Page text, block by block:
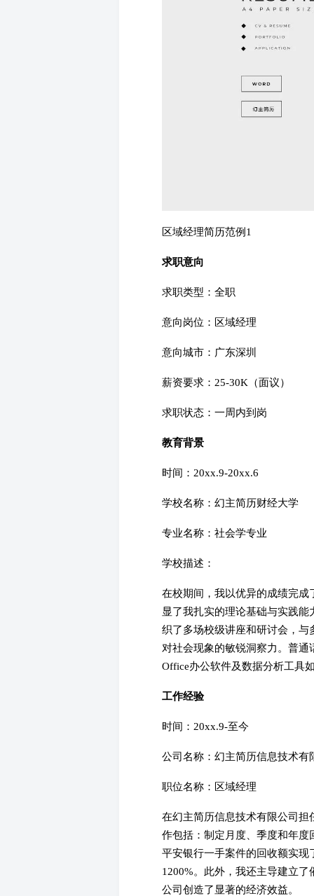
区域经理简历范例1
求职意向
求职类型：全职
意向岗位：区域经理
意向城市：广东深圳
薪资要求：25-30K（面议）
求职状态：一周内到岗
教育背景
时间：20xx.9-20xx.6
学校名称：幻主简历财经大学
专业名称：社会学专业
学校描述：
在校期间，我以优异的成绩完成
显了我扎实的理论基础与实践
织了多场校级讲座和研讨会，
对社会现象的敏锐洞察力。普
Office办公软件及数据分析工具
工作经验
时间：20xx.9-至今
公司名称：幻主简历信息技术有
职位名称：区域经理
在幻主简历信息技术有限公司
作包括：制定月度、季度和年
平安银行一手案件的回收额实现
1200%。此外，我还主导建立
公司创造了显著的经济效益。